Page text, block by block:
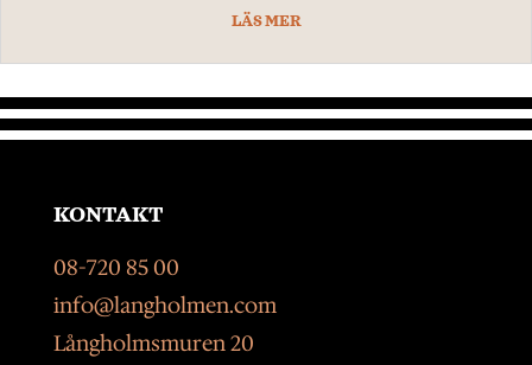
LÄS MER
KONTAKT
08-720 85 00
info@langholmen.com
Långholmsmuren 20